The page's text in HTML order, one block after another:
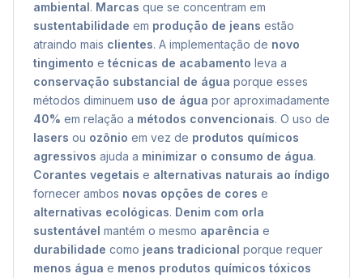
ambiental. Marcas que se concentram em
sustentabilidade em produção de jeans estão
atraindo mais clientes. A implementação de novo
tingimento e técnicas de acabamento leva a
conservação substancial de água porque esses
métodos diminuem uso de água por aproximadamente
40% em relação a métodos convencionais. O uso de
lasers ou ozônio em vez de produtos químicos
agressivos ajuda a minimizar o consumo de água.
Corantes vegetais e alternativas naturais ao índigo
fornecer ambos novas opções de cores e
alternativas ecológicas. Denim com orla
sustentável mantém o mesmo aparência e
durabilidade como jeans tradicional porque requer
menos água e menos produtos químicos tóxicos